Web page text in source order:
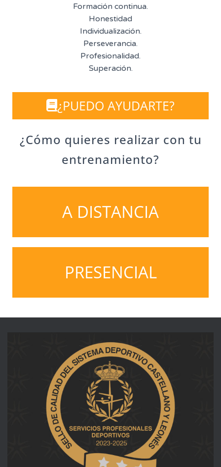
Formación continua.
Honestidad
Individualización.
Perseverancia.
Profesionalidad.
Superación.
¿PUEDO AYUDARTE?
¿Cómo quieres realizar con tu
entrenamiento?
A DISTANCIA
PRESENCIAL